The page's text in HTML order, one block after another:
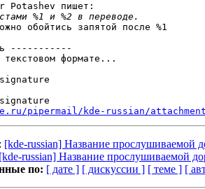
Potashev пишет:
обойтись запятой после %1
-----------
текстовом формате...
pipermail/kde-russian/
[kde-russian] Название прослушиваемой
[kde-russian] Название прослушиваемой
по: [ дате ] [ дискуссии ] [ теме ] [